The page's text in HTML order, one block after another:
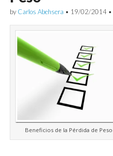
by Carlos Abehsera • 19/02/2014 •
Beneficios de la Pérdida de Peso